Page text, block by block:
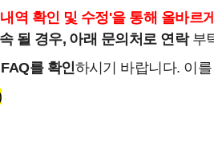
역 확인 및 수정'을 통해 올바르
될 경우, 아래 문의처로 연락부
를 확인하시기 바랍니다. 이